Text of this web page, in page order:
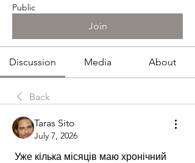
Public
Join
Discussion Media About
Back
Taras Sito
July 7, 2026
Уже кілька місяців маю хронічний